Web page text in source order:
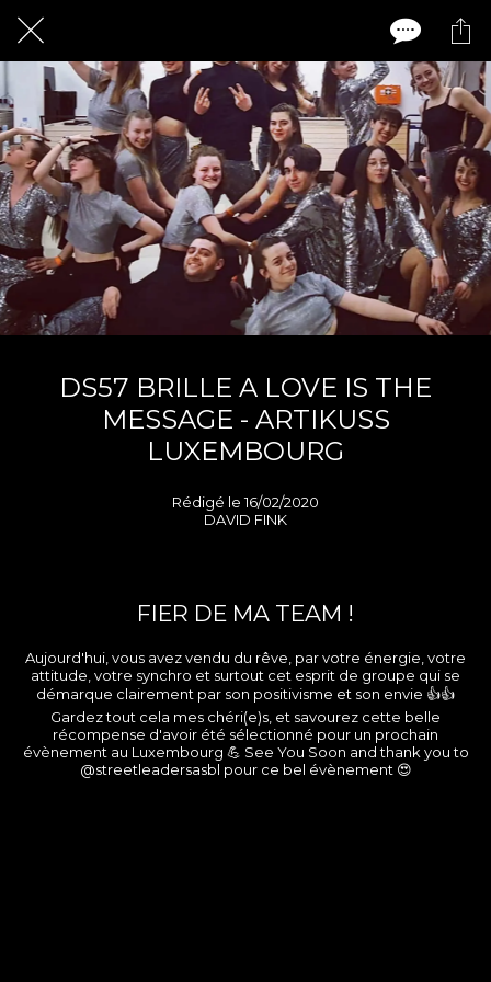
DS57 BRILLE A LOVE IS THE
MESSAGE - ARTIKUSS
LUXEMBOURG
Rédigé le 16/02/2020
DAVID FINK
FIER DE MA TEAM !
Aujourd'hui, vous avez vendu du rêve, par votre énergie, votre
attitude, votre synchro et surtout cet esprit de groupe qui se
démarque clairement par son positivisme et son envie 👍👍
Gardez tout cela mes chéri(e)s, et savourez cette belle
récompense d'avoir été sélectionné pour un prochain
évènement au Luxembourg 💪 See You Soon and thank you to
@streetleadersasbl pour ce bel évènement 😍